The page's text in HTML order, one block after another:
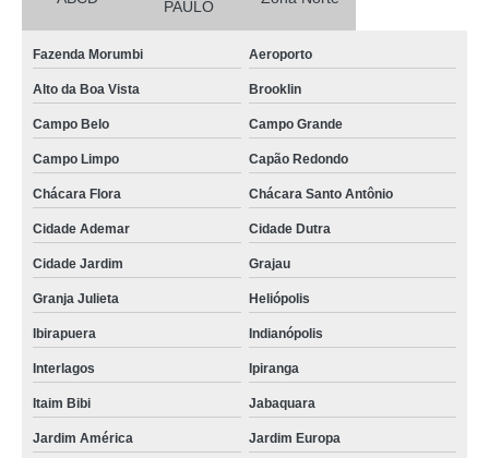
PAULO
Fazenda Morumbi Aeroporto
Alto da Boa Vista Brooklin
Campo Belo Campo Grande
Campo Limpo Capão Redondo
Chácara Flora Chácara Santo Antônio
Cidade Ademar Cidade Dutra
Cidade Jardim Grajau
Granja Julieta Heliópolis
Ibirapuera Indianópolis
Interlagos Ipiranga
Itaim Bibi Jabaquara
Jardim América Jardim Europa